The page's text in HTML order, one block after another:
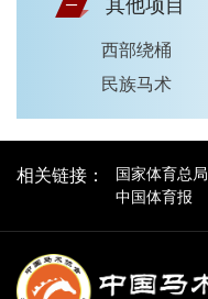
其他项目
西部绕桶
民族马术
相关链接： 国家体育总局
中国体育报